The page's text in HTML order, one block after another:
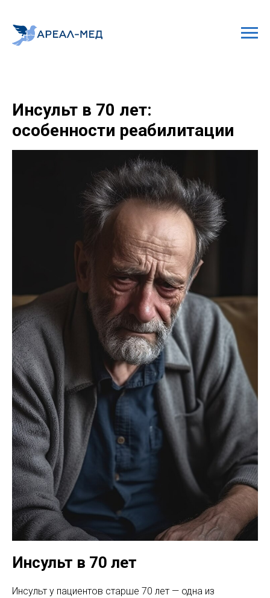
Инсульт в 70 лет:
особенности реабилитации
Инсульт в 70 лет
Инсульт у пациентов старше 70 лет — одна из